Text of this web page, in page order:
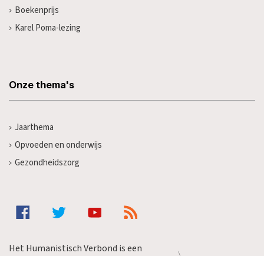
Boekenprijs
Karel Poma-lezing
Onze thema's
Jaarthema
Opvoeden en onderwijs
Gezondheidszorg
Het Humanistisch Verbond is een